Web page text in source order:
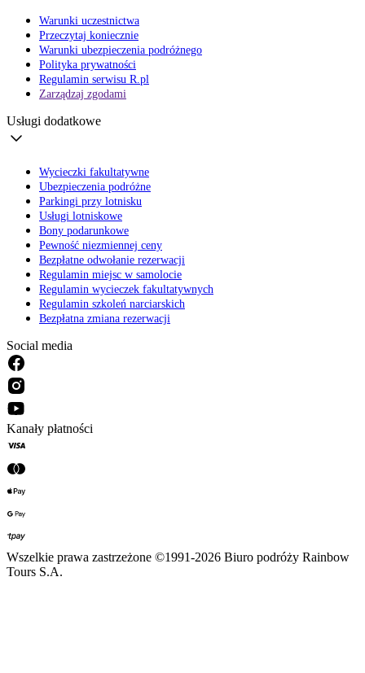
Warunki uczestnictwa
Przeczytaj koniecznie
Warunki ubezpieczenia podróżnego
Polityka prywatności
Regulamin serwisu R.pl
Zarządzaj zgodami
Usługi dodatkowe
Wycieczki fakultatywne
Ubezpieczenia podróżne
Parkingi przy lotnisku
Usługi lotniskowe
Bony podarunkowe
Pewność niezmiennej ceny
Bezpłatne odwołanie rezerwacji
Regulamin miejsc w samolocie
Regulamin wycieczek fakultatywnych
Regulamin szkoleń narciarskich
Bezpłatna zmiana rezerwacji
Social media
Kanały płatności
Wszelkie prawa zastrzeżone ©1991-2026 Biuro podróży Rainbow
Tours S.A.